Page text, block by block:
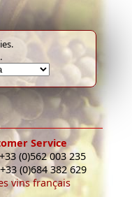
Service
(0)562 003 235
(0)684 382 629
vins français